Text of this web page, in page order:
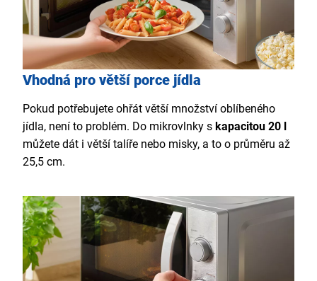
Vhodná pro větší porce jídla
Pokud potřebujete ohřát větší množství oblíbeného
jídla, není to problém. Do mikrovlnky s kapacitou 20 l
můžete dát i větší talíře nebo misky, a to o průměru až
25,5 cm.